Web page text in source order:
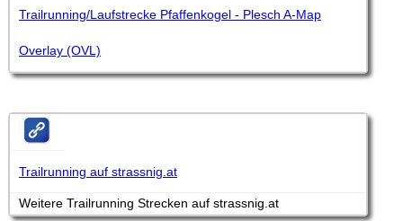
Trailrunning/Laufstrecke Pfaffenkogel - Plesch A-Map
Overlay (OVL)
Trailrunning auf strassnig.at
Weitere Trailrunning Strecken auf strassnig.at